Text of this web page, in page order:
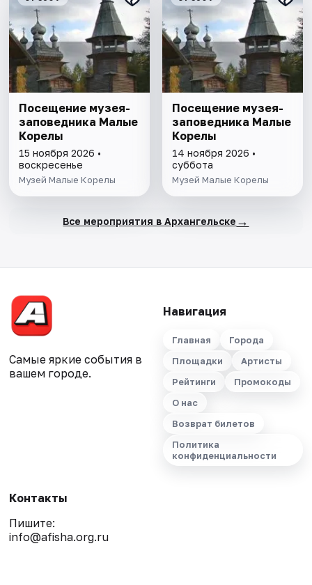
Посещение музея-
заповедника Малые
Корелы
15 ноября 2026 •
воскресенье
Музей Малые Корелы
Посещение музея-
заповедника Малые
Корелы
14 ноября 2026 •
суббота
Музей Малые Корелы
Все мероприятия в Архангельске →
Самые яркие события в
вашем городе.
Навигация
Главная
Города
Площадки
Артисты
Рейтинги
Промокоды
О нас
Возврат билетов
Политика
конфиденциальности
Контакты
Пишите:
info@afisha.org.ru